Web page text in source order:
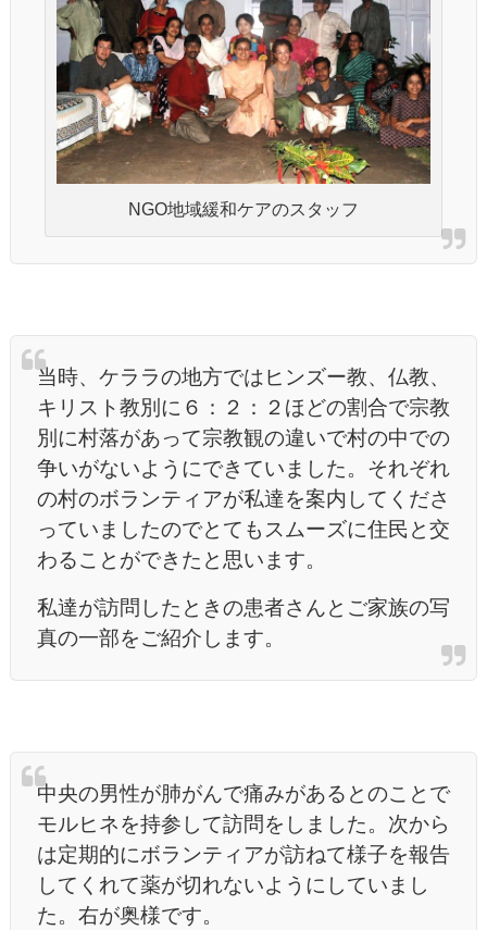
NGO地域緩和ケアのスタッフ
当時、ケララの地方ではヒンズー教、仏教、
キリスト教別に６：２：２ほどの割合で宗教
別に村落があって宗教観の違いで村の中での
争いがないようにできていました。それぞれ
の村のボランティアが私達を案内してくださ
っていましたのでとてもスムーズに住民と交
わることができたと思います。
私達が訪問したときの患者さんとご家族の写
真の一部をご紹介します。
中央の男性が肺がんで痛みがあるとのことで
モルヒネを持参して訪問をしました。次から
は定期的にボランティアが訪ねて様子を報告
してくれて薬が切れないようにしていまし
た。右が奥様です。